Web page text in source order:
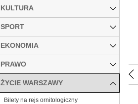
KULTURA
SPORT
EKONOMIA
PRAWO
ŻYCIE WARSZAWY
Bilety na rejs ornitologiczny